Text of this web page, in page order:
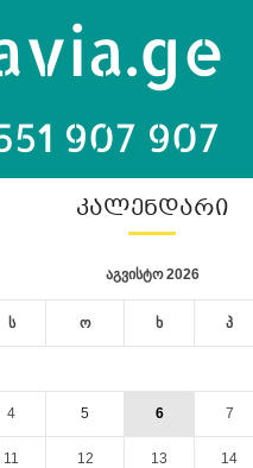
ᲙᲐᲚᲔᲜᲓᲐᲠᲘ
აგვისტო 2026
ს ო ხ პ
4 5 6 7
11 12 13 14